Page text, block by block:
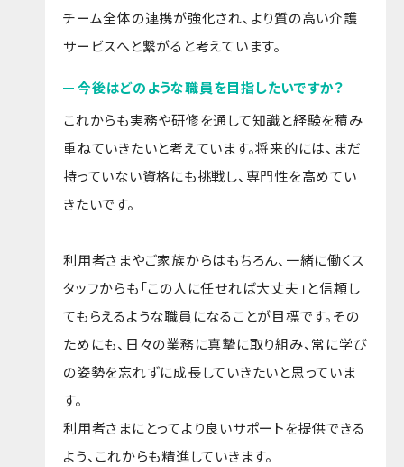
チーム全体の連携が強化され、より質の高い介護
サービスへと繋がると考えています。
今後はどのような職員を目指したいですか？
これからも実務や研修を通して知識と経験を積み
重ねていきたいと考えています。将来的には、まだ
持っていない資格にも挑戦し、専門性を高めてい
きたいです。
利用者さまやご家族からはもちろん、一緒に働くス
タッフからも「この人に任せれば大丈夫」と信頼し
てもらえるような職員になることが目標です。その
ためにも、日々の業務に真摯に取り組み、常に学び
の姿勢を忘れずに成長していきたいと思っていま
す。
利用者さまにとってより良いサポートを提供できる
よう、これからも精進していきます。